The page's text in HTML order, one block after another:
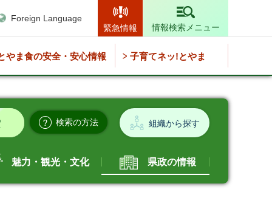
Foreign Language
緊急情報
情報検索メニュー
やま食の安全・安心情報 子育てネッ!とやま
検索の方法 組織から探す
魅力・観光・文化 県政の情報